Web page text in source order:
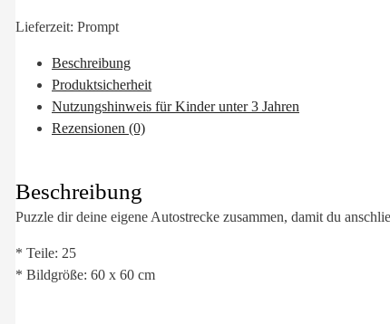
Lieferzeit: Prompt
Beschreibung
Produktsicherheit
Nutzungshinweis für Kinder unter 3 Jahren
Rezensionen (0)
Beschreibung
Puzzle dir deine eigene Autostrecke zusammen, damit du
* Teile: 25
* Bildgröße: 60 x 60 cm